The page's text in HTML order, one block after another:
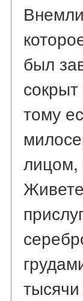
был
тому
лицом,